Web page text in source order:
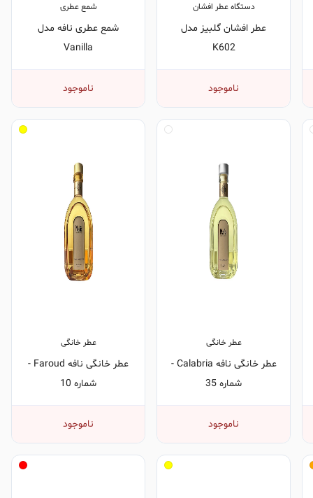
دستگاه عطر افشان
عطر افشان گلبیز مدل
K602
ناموجود
شمع عطری
شمع عطری نافه مدل
Vanilla
ناموجود
عطر خانگی
عطر خانگی نافه Calabria -
شماره 35
ناموجود
عطر خانگی
عطر خانگی نافه Faroud -
شماره 10
ناموجود